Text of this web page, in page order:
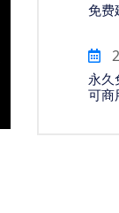
免费
永久
可商